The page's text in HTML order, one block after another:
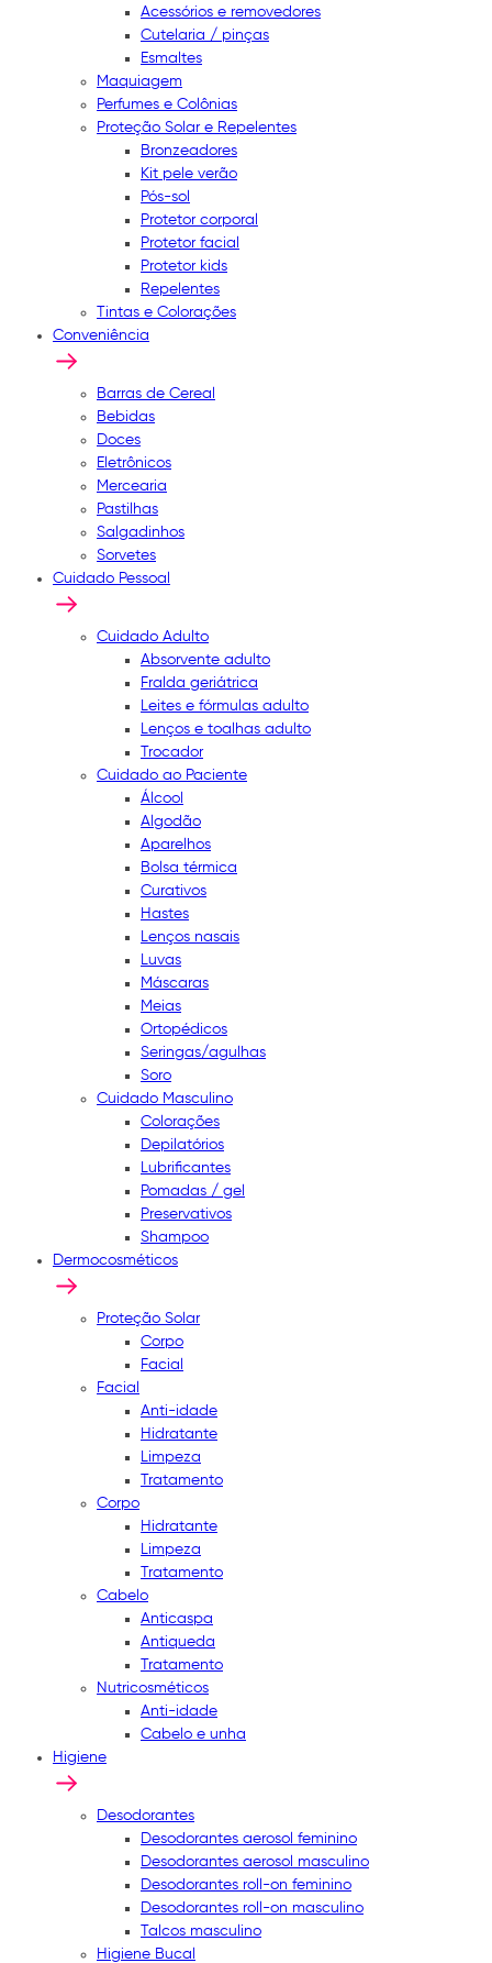
Acessórios e removedores
Cutelaria / pinças
Esmaltes
Maquiagem
Perfumes e Colônias
Proteção Solar e Repelentes
Bronzeadores
Kit pele verão
Pós-sol
Protetor corporal
Protetor facial
Protetor kids
Repelentes
Tintas e Colorações
Conveniência
Barras de Cereal
Bebidas
Doces
Eletrônicos
Mercearia
Pastilhas
Salgadinhos
Sorvetes
Cuidado Pessoal
Cuidado Adulto
Absorvente adulto
Fralda geriátrica
Leites e fórmulas adulto
Lenços e toalhas adulto
Trocador
Cuidado ao Paciente
Álcool
Algodão
Aparelhos
Bolsa térmica
Curativos
Hastes
Lenços nasais
Luvas
Máscaras
Meias
Ortopédicos
Seringas/agulhas
Soro
Cuidado Masculino
Colorações
Depilatórios
Lubrificantes
Pomadas / gel
Preservativos
Shampoo
Dermocosméticos
Proteção Solar
Corpo
Facial
Facial
Anti-idade
Hidratante
Limpeza
Tratamento
Corpo
Hidratante
Limpeza
Tratamento
Cabelo
Anticaspa
Antiqueda
Tratamento
Nutricosméticos
Anti-idade
Cabelo e unha
Higiene
Desodorantes
Desodorantes aerosol feminino
Desodorantes aerosol masculino
Desodorantes roll-on feminino
Desodorantes roll-on masculino
Talcos masculino
Higiene Bucal